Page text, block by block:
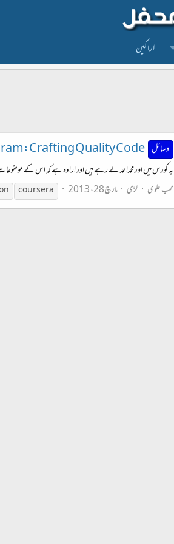
اراکین
وسائل Quality Code
یہ کورس میں اور محمداحمد لے رہے ہیں اور ارادہ ہے کہ اس کے
محب علوی
لڑی مارچ 28، 2013 coursera